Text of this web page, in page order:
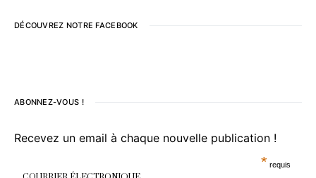
DÉCOUVREZ NOTRE FACEBOOK
ABONNEZ-VOUS !
Recevez un email à chaque nouvelle publication !
* requis